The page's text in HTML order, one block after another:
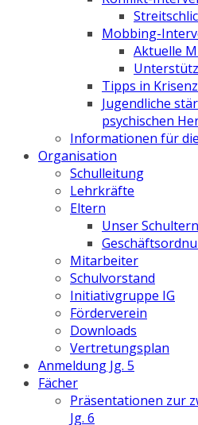
Mobbing-
Aktuelle
Tipps in
Jugendliche
psychischen
Informationen für
Organisation
Schulleitung
Lehrkräfte
Eltern
Unser
Mitarbeiter
Schulvorstand
Initiativgruppe IG
Förderverein
Downloads
Vertretungsplan
Anmeldung Jg. 5
Fächer
Präsentationen zur
Jg. 6